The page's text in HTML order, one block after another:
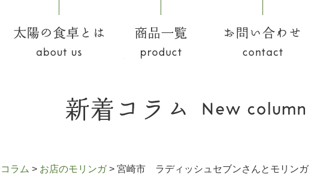
ラム > お店のモリンガ> 宮崎市 ラディッシュセブンさんとモリンガ